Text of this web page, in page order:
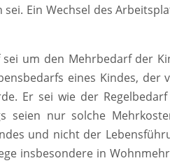
Ein Wechsel des
um den Mehrbedarf der
eines Kindes, der
Er sei wie der
seien nur solche
und nicht der
insbesondere in